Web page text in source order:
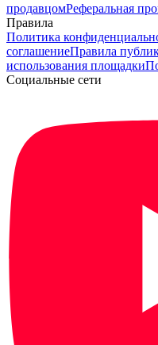
продавцомРеферальная
Правила
Политика
соглашениеПравила
использования площадки
Социальные сети